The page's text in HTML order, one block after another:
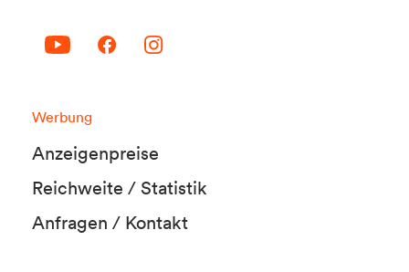
Werbung
Anzeigenpreise
Reichweite / Statistik
Anfragen / Kontakt